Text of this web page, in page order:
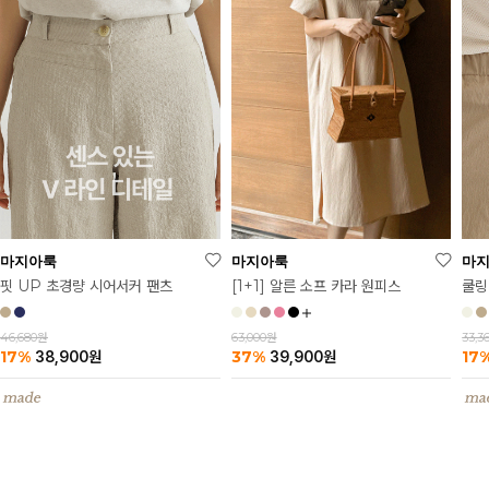
마지아룩
핏 UP 초경량 시어서커 팬츠
46,680원
17% 38,900원
마지아룩
[1+1] 알른 소프 카라 원피스
63,000원
37% 39,900원
마
쿨